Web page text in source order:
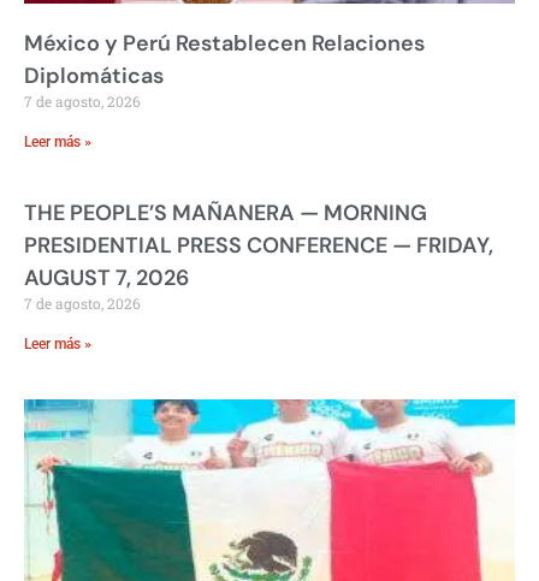
México y Perú Restablecen Relaciones
Diplomáticas
7 de agosto, 2026
Leer más »
THE PEOPLE’S MAÑANERA — MORNING
PRESIDENTIAL PRESS CONFERENCE — FRIDAY,
AUGUST 7, 2026
7 de agosto, 2026
Leer más »